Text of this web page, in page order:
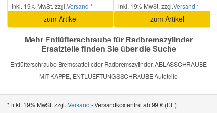
inkl. 19% MwSt. zzgl.Versand *
zum Artikel
inkl. 19% MwSt. zzgl.Versand *
zum Artikel
Mehr Entlüfterschraube für Radbremszylinder
Ersatzteile finden Sie über die Suche
Entlüfterschraube Bremssattel oder Radbremszylinder, ABLASSCHRAUBE
MIT KAPPE, ENTLUEFTUNGSSCHRAUBE Autoteile
* inkl. 19% MwSt. zzgl. Versand - Versandkostenfrei ab 99 € (DE)
Smart Ersatzteile
Suzuki Ersatzteile
Toyota Ersatzteile
Vauxhall Ersatzteile